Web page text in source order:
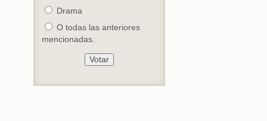
Drama
O todas las anteriores
mencionadas.